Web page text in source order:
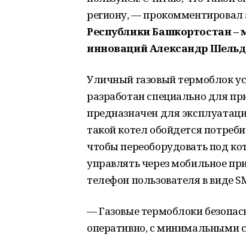
региону, — прокомментировал
Республики Башкортостан
инноваций Александр
Уличный газовый термоблок
разработан специально для
предназначен для
такой котел обойдется
чтобы переоборудовать под
управлять через мобильное
телефон пользователя в виде
— Газовые термоблоки
оперативно, с минимальными